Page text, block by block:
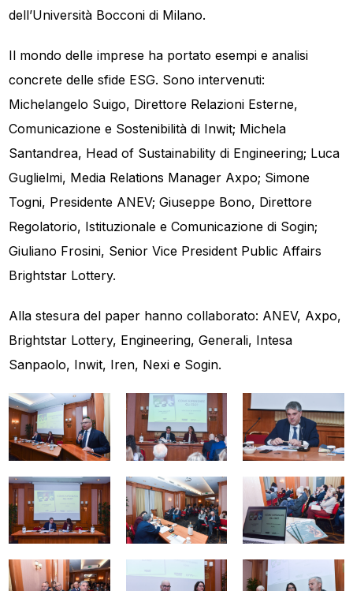
dell’Università Bocconi di Milano.
Il mondo delle imprese ha portato esempi e analisi
concrete delle sfide ESG. Sono intervenuti:
Michelangelo Suigo, Direttore Relazioni Esterne,
Comunicazione e Sostenibilità di Inwit; Michela
Santandrea, Head of Sustainability di Engineering; Luca
Guglielmi, Media Relations Manager Axpo; Simone
Togni, Presidente ANEV; Giuseppe Bono, Direttore
Regolatorio, Istituzionale e Comunicazione di Sogin;
Giuliano Frosini, Senior Vice President Public Affairs
Brightstar Lottery.
Alla stesura del paper hanno collaborato: ANEV, Axpo,
Brightstar Lottery, Engineering, Generali, Intesa
Sanpaolo, Inwit, Iren, Nexi e Sogin.